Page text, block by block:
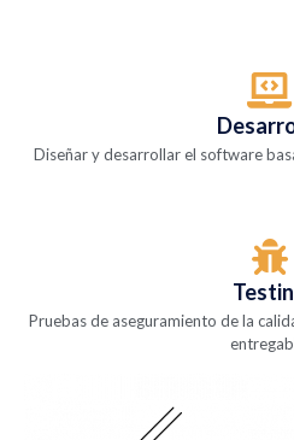
Diseñar y desarrollar el software
Pruebas de aseguramiento de la